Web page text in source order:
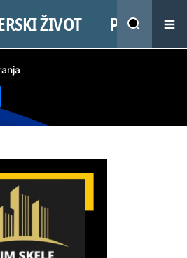
ŽIVOT PROMO